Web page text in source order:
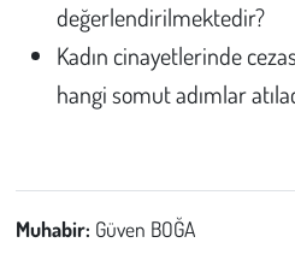
değerlendirilmektedir?
Kadın cinayetlerinde
hangi somut adımlar
Muhabir: Güven BOĞA